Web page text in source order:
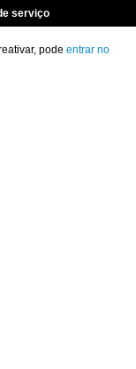
serviço
pode entrar no